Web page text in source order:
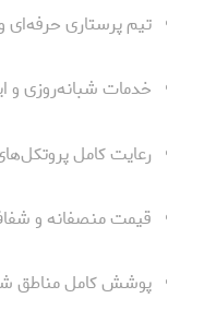
تیم پرستاری حرفه‌ای
خدمات شبانه‌روزی و
رعایت کامل
قیمت منصفانه و
پوشش کامل مناطق